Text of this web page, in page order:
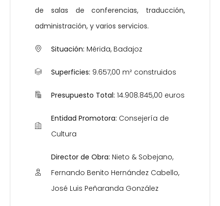
de salas de conferencias, traducción,
administración, y varios servicios.
Situación: Mérida, Badajoz
Superficies: 9.657,00 m² construidos
Presupuesto Total: 14.908.845,00 euros
Entidad Promotora: Consejería de
Cultura
Director de Obra: Nieto & Sobejano,
Fernando Benito Hernández Cabello,
José Luis Peñaranda González